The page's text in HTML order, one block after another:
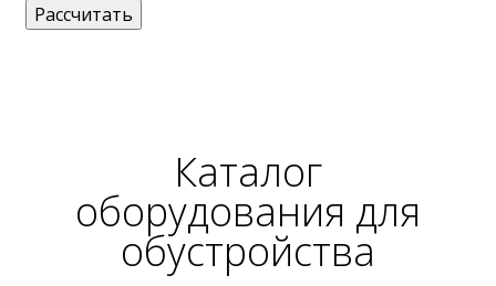
Рассчитать
Каталог
оборудования для
обустройства